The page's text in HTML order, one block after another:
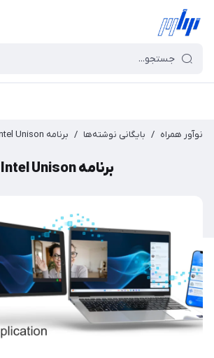
نوآور همراه / بایگانی نوشته‌ها / برنامه Intel Unison
برنامه Intel Unison